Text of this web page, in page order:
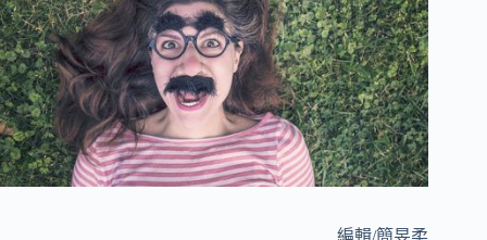
編輯/簡旻柔